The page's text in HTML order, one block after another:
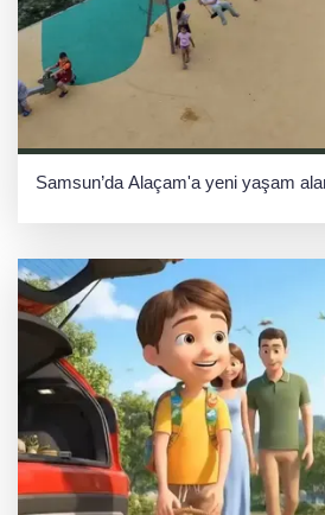
Samsun’da Alaçam'a yeni yaşam